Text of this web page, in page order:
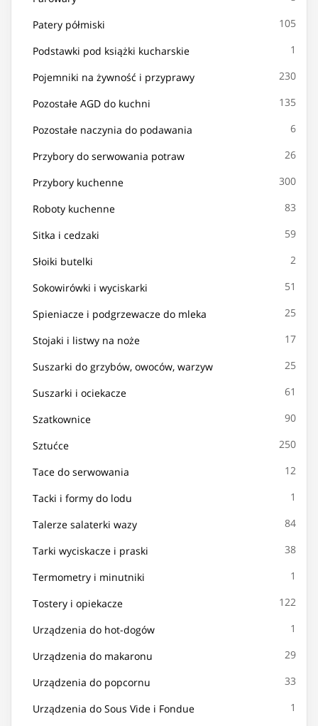
Patery półmiski 105
Podstawki pod książki kucharskie 1
Pojemniki na żywność i przyprawy 230
Pozostałe AGD do kuchni 135
Pozostałe naczynia do podawania 6
Przybory do serwowania potraw 26
Przybory kuchenne 300
Roboty kuchenne 83
Sitka i cedzaki 59
Słoiki butelki 2
Sokowirówki i wyciskarki 51
Spieniacze i podgrzewacze do mleka 25
Stojaki i listwy na noże 17
Suszarki do grzybów, owoców, warzyw 25
Suszarki i ociekacze 61
Szatkownice 90
Sztućce 250
Tace do serwowania 12
Tacki i formy do lodu 1
Talerze salaterki wazy 84
Tarki wyciskacze i praski 38
Termometry i minutniki 1
Tostery i opiekacze 122
Urządzenia do hot-dogów 1
Urządzenia do makaronu 29
Urządzenia do popcornu 33
Urządzenia do Sous Vide i Fondue 1